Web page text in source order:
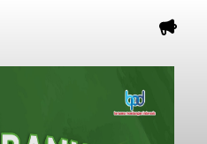
Warnai H-
Ajang